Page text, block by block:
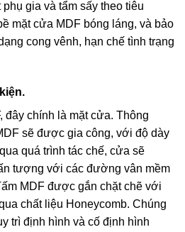
gia và tẩm sấy theo tiêu
mặt cửa MDF bóng láng, và bảo
cong vênh, hạn chế tình trạng
đây chính là mặt cửa. Thông
sẽ được gia công, với độ dày
quá trình tác chế, cửa sẽ
tượng với các đường vân mềm
MDF được gắn chặt chẽ với
chất liệu Honeycomb. Chúng
trì định hình và cố định hình